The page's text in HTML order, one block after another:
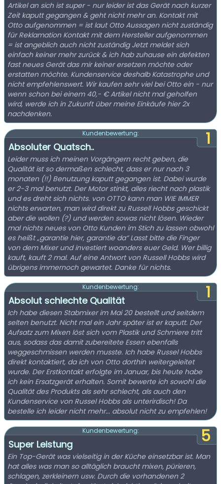
Artikel an sich ist super - nur leider ist das Gerät nach kurzer
Zeit kaputt gegangen & geht nicht mehr an. Kontakt mit
Otto aufgenommen = ist laut Otto Aussagen nicht zuständig
für Reklamation Kontakt mit dem Hersteller aufgenommen
= ist angeblich auch nicht zuständig Jetzt meldet sich
einfach keiner mehr zurück & ich hab zuhause ein defekten
fast neues Gerät das mir keiner ersetzen möchte oder
erstatten möchte. Kundenservice deshalb Katastrophe und
nicht empfehlenswert. Wir kaufen sehr viel bei Otto ein - nur
wenn schon bei einem 40,- € Artikel nicht mal geholfen
wird, werde ich in Zukunft über meine Einkäufe hier 2x
nachdenken.
1
Kundenbewertung:
Absoluter Quatsch..
Leider muss ich meinen Vorgängern recht geben, die
Qualität ist so dermaßen schlecht, dass er nur nach 3
monaten (!!) Benutzung kaputt gegangen ist. Dabei wurde
er 2-3 mal benutzt. Der Motor stinkt, alles riecht nach plastik
und es dreht sich nichts. von OTTO kann man WIE IMMER
nichts erwarten, man wird direkt zu Russell Hobbs geschickt
aber die wollen (?) und werden sowas nicht lösen. Wieder
mal nichts neues von Otto Kunden im Stich zu lassen obwohl
es heißt „garantie hier, garantie da“ Lasst bitte die Finger
von dem Mixer und investiert woanders euer Geld. Wer billig
kauft, kauft 2 mal. Auf eine Antwort von Russell Hobbs wird
übrigens immernoch gewartet. Danke für nichts.
1
Kundenbewertung:
Absolut schlechte Qualität
Ich habe diesen Stabmixer im Mai 20 bestellt und seitdem
selten benutzt. Nicht mal ein Jahr später ist er kaputt. Der
Aufsatz zum Mixen löst sich vom Plastik und Schmiere tritt
aus, sodass das damit zubereitete Essen ebenfalls
weggeschmissen werden musste. Ich habe Russel Hobbs
direkt kontaktiert, da ich von Otto dorthin weitergeleitet
wurde. Der Erstkontakt erfolgte im Januar, bis heute habe
ich kein Ersatzgerät erhalten. Somit bewerte ich sowohl die
Qualität des Produkts als sehr schlecht, als auch den
Kundenservice von Russel Hobbs als unterirdisch! Da
bestelle ich leider nicht mehr... absolut nicht zu empfehlen!
5
Kundenbewertung:
Super Leistung
Ein Top-Gerät was vielseitig in der Küche einsetzbar ist. Man
hat alles was man so alltäglich braucht mixen, pürieren,
schlagen, zerkleinern usw. Durch die vorhandenen 2